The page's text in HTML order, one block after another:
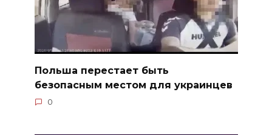
Польша перестает быть
безопасным местом для украинцев
0